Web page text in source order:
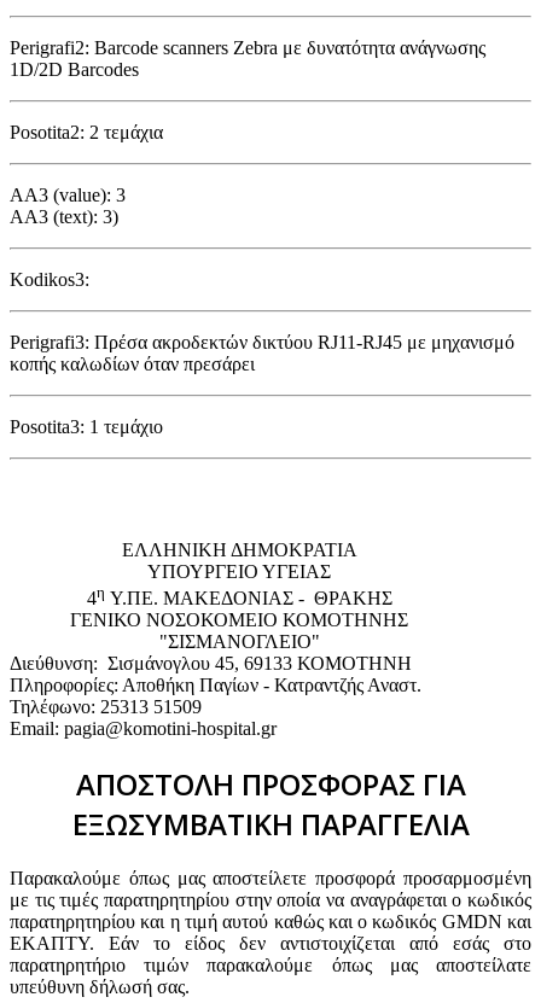
Perigrafi2: Barcode scanners Zebra με δυνατότητα ανάγνωσης
1D/2D Barcodes
Posotita2: 2 τεμάχια
AA3 (value): 3
AA3 (text): 3)
Kodikos3:
Perigrafi3: Πρέσα ακροδεκτών δικτύου RJ11-RJ45 με μηχανισμό
κοπής καλωδίων όταν πρεσάρει
Posotita3: 1 τεμάχιο
EΛΛΗΝΙΚΗ ΔΗΜΟΚΡΑΤΙΑ
ΥΠΟΥΡΓΕΙΟ ΥΓΕΙΑΣ
4η Υ.ΠΕ. ΜΑΚΕΔΟΝΙΑΣ - ΘΡΑΚΗΣ
ΓΕΝΙΚΟ NΟΣΟΚΟΜΕΙΟ ΚΟΜΟΤΗΝΗΣ
"ΣΙΣΜΑΝΟΓΛΕΙΟ"
Διεύθυνση: Σισμάνογλου 45, 69133 ΚΟΜΟΤΗΝΗ
Πληροφορίες: Αποθήκη Παγίων - Κατραντζής Αναστ.
Τηλέφωνο: 25313 51509
Email: pagia@komotini-hospital.gr
ΑΠΟΣΤΟΛΗ ΠΡΟΣΦΟΡΑΣ ΓΙΑ
ΕΞΩΣΥΜΒΑΤΙΚΗ ΠΑΡΑΓΓΕΛΙΑ
Παρακαλούμε όπως μας αποστείλετε προσφορά προσαρμοσμένη
με τις τιμές παρατηρητηρίου στην οποία να αναγράφεται ο κωδικός
παρατηρητηρίου και η τιμή αυτού καθώς και ο κωδικός GMDN και
ΕΚΑΠΤΥ. Εάν το είδος δεν αντιστοιχίζεται από εσάς στο
παρατηρητήριο τιμών παρακαλούμε όπως μας αποστείλατε
υπεύθυνη δήλωσή σας.